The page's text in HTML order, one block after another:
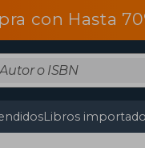
con Hasta
Libros